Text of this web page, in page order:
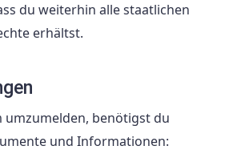
du weiterhin alle staatlichen
erhältst.
umzumelden, benötigst du
und Informationen: